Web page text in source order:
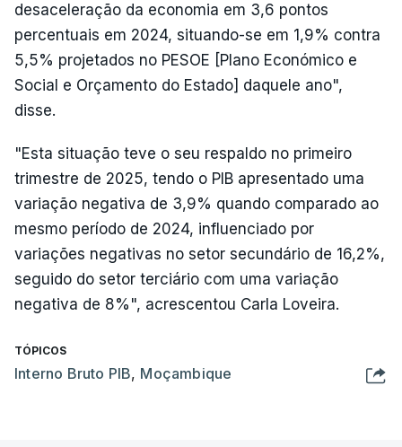
desaceleração da economia em 3,6 pontos
percentuais em 2024, situando-se em 1,9% contra
5,5% projetados no PESOE [Plano Económico e
Social e Orçamento do Estado] daquele ano",
disse.
"Esta situação teve o seu respaldo no primeiro
trimestre de 2025, tendo o PIB apresentado uma
variação negativa de 3,9% quando comparado ao
mesmo período de 2024, influenciado por
variações negativas no setor secundário de 16,2%,
seguido do setor terciário com uma variação
negativa de 8%", acrescentou Carla Loveira.
TÓPICOS
Interno Bruto PIB, Moçambique